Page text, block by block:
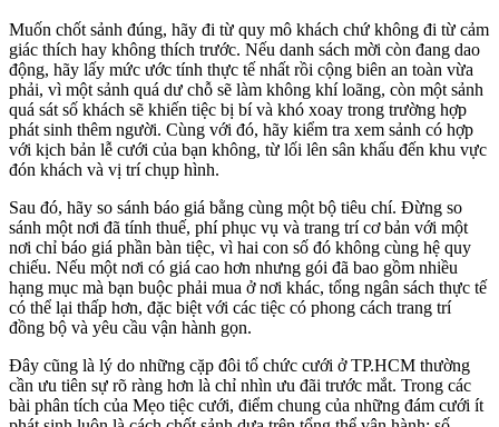
Muốn chốt sảnh đúng, hãy đi từ quy mô khách chứ không đi từ cảm
giác thích hay không thích trước. Nếu danh sách mời còn đang dao
động, hãy lấy mức ước tính thực tế nhất rồi cộng biên an toàn vừa
phải, vì một sảnh quá dư chỗ sẽ làm không khí loãng, còn một sảnh
quá sát số khách sẽ khiến tiệc bị bí và khó xoay trong trường hợp
phát sinh thêm người. Cùng với đó, hãy kiểm tra xem sảnh có hợp
với kịch bản lễ cưới của bạn không, từ lối lên sân khấu đến khu vực
đón khách và vị trí chụp hình.
Sau đó, hãy so sánh báo giá bằng cùng một bộ tiêu chí. Đừng so
sánh một nơi đã tính thuế, phí phục vụ và trang trí cơ bản với một
nơi chỉ báo giá phần bàn tiệc, vì hai con số đó không cùng hệ quy
chiếu. Nếu một nơi có giá cao hơn nhưng gói đã bao gồm nhiều
hạng mục mà bạn buộc phải mua ở nơi khác, tổng ngân sách thực tế
có thể lại thấp hơn, đặc biệt với các tiệc có phong cách trang trí
đồng bộ và yêu cầu vận hành gọn.
Đây cũng là lý do những cặp đôi tổ chức cưới ở TP.HCM thường
cần ưu tiên sự rõ ràng hơn là chỉ nhìn ưu đãi trước mắt. Trong các
bài phân tích của Mẹo tiệc cưới, điểm chung của những đám cưới ít